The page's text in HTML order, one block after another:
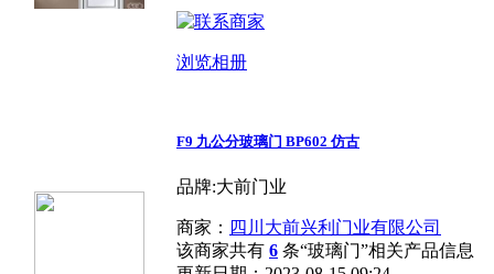
浏览相册
F9 九公分玻璃门 BP602 仿古
品牌:大前门业
商家： 四川大前兴利门业有限公司
该商家共有 6 条“玻璃门”相关产品信息